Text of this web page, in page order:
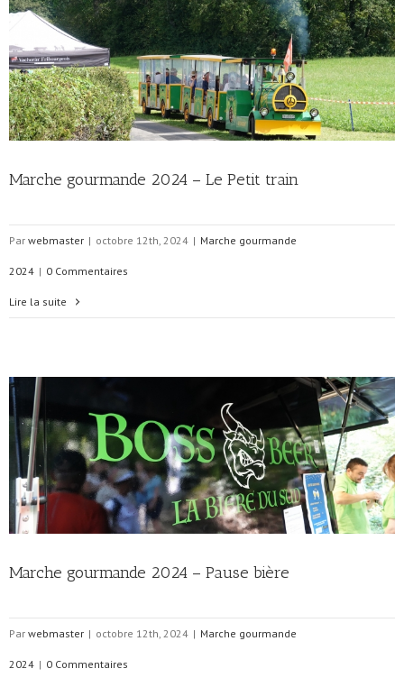
Marche gourmande 2024 – Le Petit train
Par webmaster | octobre 12th, 2024 | Marche gourmande
2024 | 0 Commentaires
Lire la suite
Marche gourmande 2024 – Pause bière
Par webmaster | octobre 12th, 2024 | Marche gourmande
2024 | 0 Commentaires